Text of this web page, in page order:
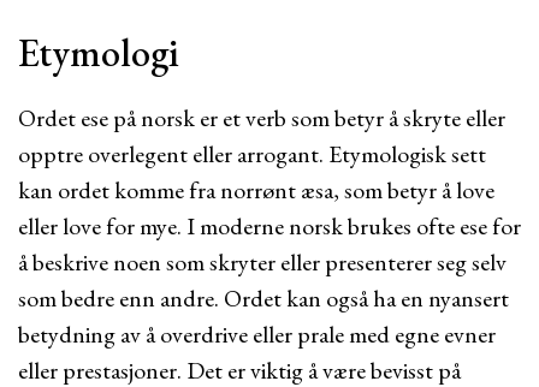
Etymologi
Ordet ese på norsk er et verb som betyr å skryte eller
opptre overlegent eller arrogant. Etymologisk sett
kan ordet komme fra norrønt æsa, som betyr å love
eller love for mye. I moderne norsk brukes ofte ese for
å beskrive noen som skryter eller presenterer seg selv
som bedre enn andre. Ordet kan også ha en nyansert
betydning av å overdrive eller prale med egne evner
eller prestasjoner. Det er viktig å være bevisst på